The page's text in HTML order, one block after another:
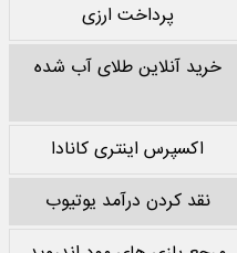
پرداخت ارزی
خرید آنلاین طلای آب شده
اکسپرس اینتری کانادا
نقد کردن درآمد یوتیوب